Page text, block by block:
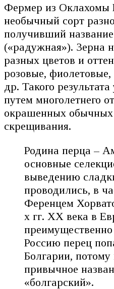
Фермер из Оклахомы
необычный сорт
получивший
(«радужная»). Зерна
разных цветов и
розовые,
др. Такого
путем многолетнего
окрашенных обычных
скрещивания.
Родина перца –
основные
выведению
проводились, в
Ференцем
х гг. XX века в
Россию перец
Болгарии,
привычное
«болгарский».